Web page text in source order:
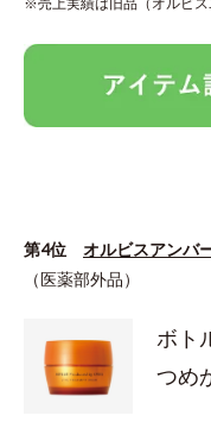
第4位
オルビスアンバ
（医薬部外品）
ボト
つめ